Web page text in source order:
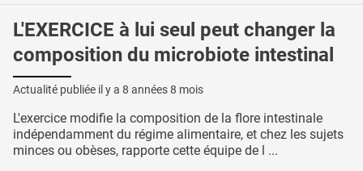
L'EXERCICE à lui seul peut changer la
composition du microbiote intestinal
Actualité publiée il y a 8 années 8 mois
L'exercice modifie la composition de la flore intestinale
indépendamment du régime alimentaire, et chez les sujets
minces ou obèses, rapporte cette équipe de l ...